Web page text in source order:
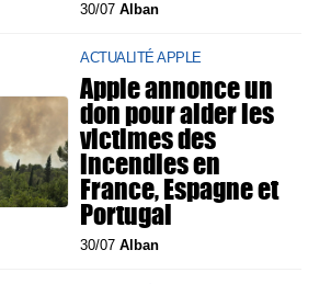
30/07Alban
ACTUALITÉ APPLE
Apple annonce un
don pour aider les
victimes des
incendies en
France, Espagne et
Portugal
30/07Alban